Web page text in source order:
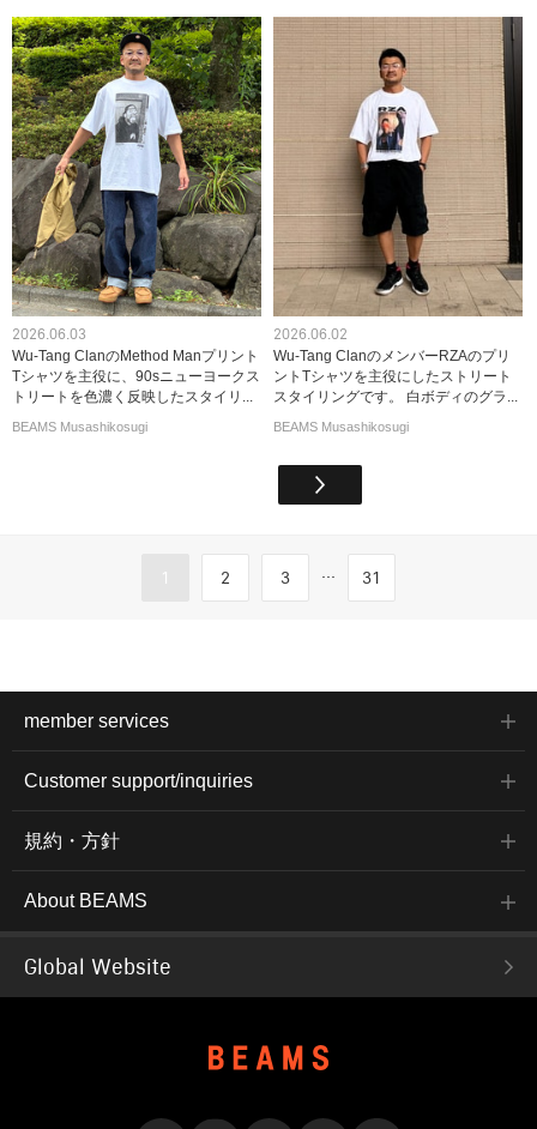
2026.06.03
Wu-Tang ClanのMethod Manプリント
Tシャツを主役に、90sニューヨークス
トリートを色濃く反映したスタイリ...
BEAMS Musashikosugi
2026.06.02
Wu-Tang ClanのメンバーRZAのプリ
ントTシャツを主役にしたストリート
スタイリングです。 白ボディのグラ...
BEAMS Musashikosugi
1 2 3 ... 31
member services
Customer support/inquiries
規約・方針
About BEAMS
Global Website